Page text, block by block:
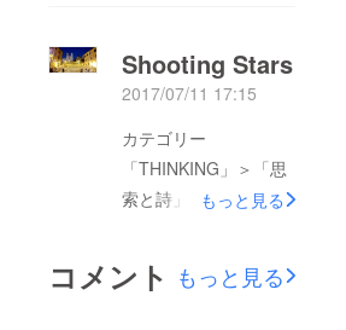
る。牛や馬が見える。
ドライブしていて楽し
カーで走りたいと思っ
た。国道139号線に再
び入り、静岡県富士宮
ジゼルが終わり、.....
向いた門に一番近い部
屋。 大きなタンスと
化粧台、前の部屋から
持ってきたベッドと木
製のテーブル。3人掛
の椅子。窓からは家の
Shooting Stars
2017/07/11 17:15
カテゴリー
「THINKING」＞「思
索と詩」＞
いても 大丈夫だと二
人避けられなかった
もっと見る
コメント もっと見る